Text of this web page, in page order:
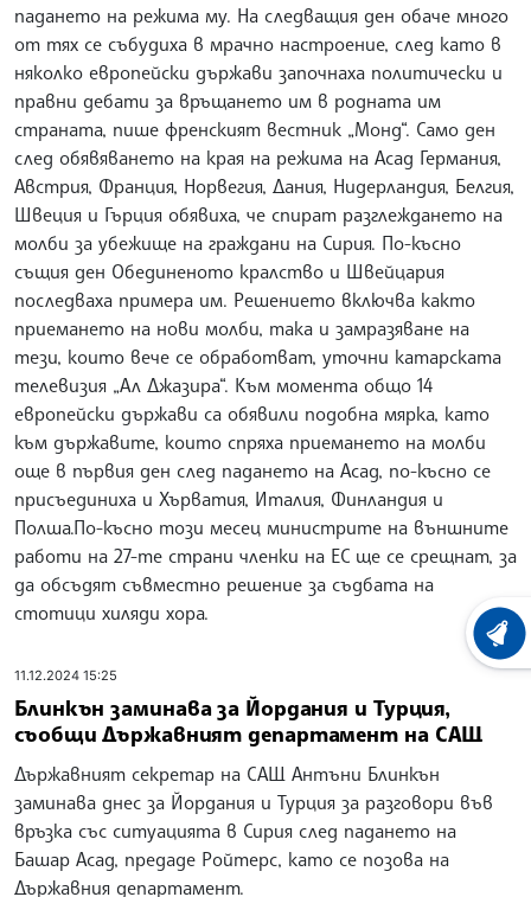
падането на режима му. На следващия ден обаче много
от тях се събудиха в мрачно настроение, след като в
няколко европейски държави започнаха политически и
правни дебати за връщането им в родната им
страната, пише френският вестник „Монд“. Само ден
след обявяването на края на режима на Асад Германия,
Австрия, Франция, Норвегия, Дания, Нидерландия, Белгия,
Швеция и Гърция обявиха, че спират разглеждането на
молби за убежище на граждани на Сирия. По-късно
същия ден Обединеното кралство и Швейцария
последваха примера им. Решението включва както
приемането на нови молби, така и замразяване на
тези, които вече се обработват, уточни катарската
телевизия „Ал Джазира“. Към момента общо 14
европейски държави са обявили подобна мярка, като
към държавите, които спряха приемането на молби
още в първия ден след падането на Асад, по-късно се
присъединиха и Хърватия, Италия, Финландия и
Полша.По-късно този месец министрите на външните
работи на 27-те страни членки на ЕС ще се срещнат, за
да обсъдят съвместно решение за съдбата на
стотици хиляди хора.
11.12.2024 15:25
Блинкън заминава за Йордания и Турция,
съобщи Държавният департамент на САЩ
Държавният секретар на САЩ Антъни Блинкън
заминава днес за Йордания и Турция за разговори във
връзка със ситуацията в Сирия след падането на
Башар Асад, предаде Ройтерс, като се позова на
Държавния департамент.